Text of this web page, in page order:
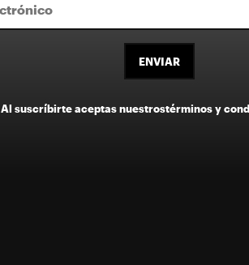
ENVIAR
Al suscríbirte aceptas nuestrostérminos y